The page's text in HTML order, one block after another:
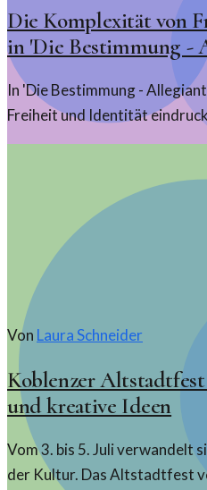
Die Komplexität von
in 'Die Bestimmung -
In 'Die Bestimmung -
Freiheit und Identität
wirft Fragen zu Loyalität und
Von Laura Schneider
Koblenzer Altstadtfest
und kreative Ideen
Vom 3. bis 5. Juli verwandelt
der Kultur. Das Altstadtfest